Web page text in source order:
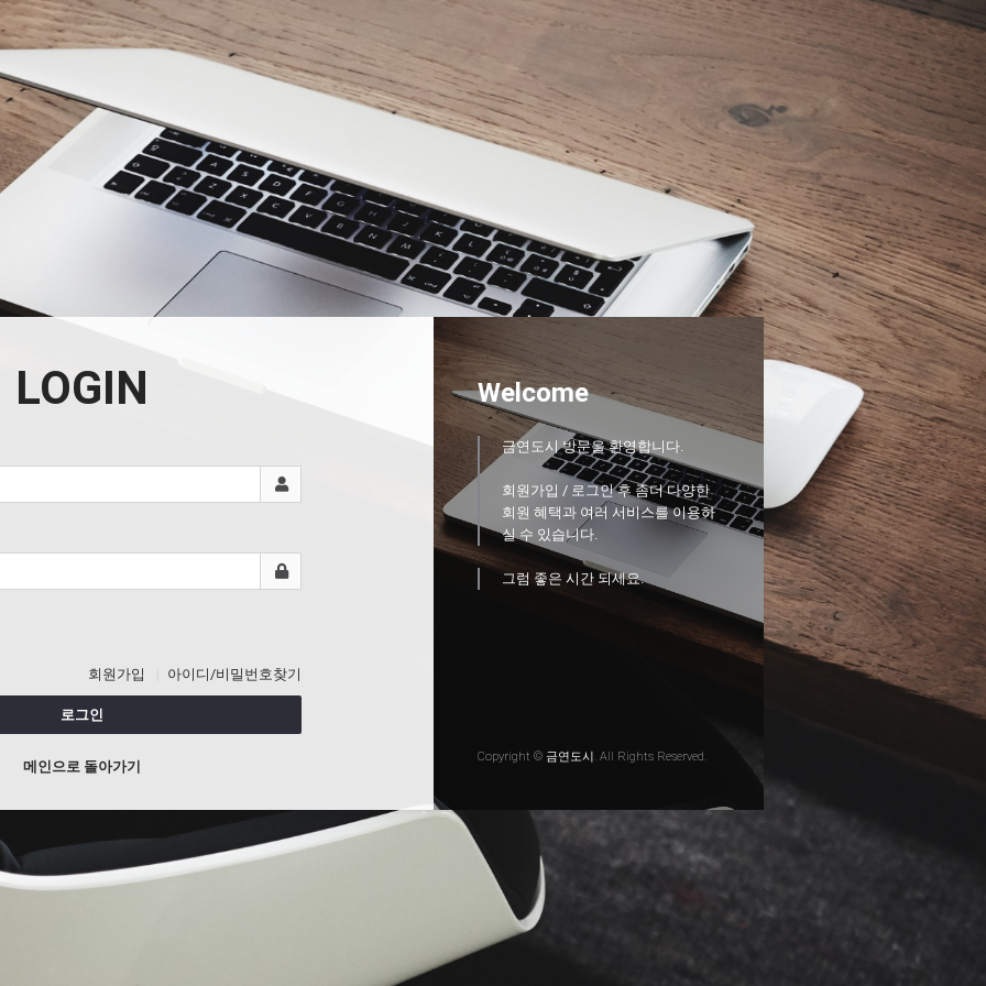
LOGIN
회원가입 아이디/비밀번호찾기
로그인
메인으로 돌아가기
Welcome
금연도시 방문을 환영합니다.
회원가입 / 로그인 후 좀더 다양한
회원 혜택과 여러 서비스를 이용하
실 수 있습니다.
그럼 좋은 시간 되세요.
Copyright © 금연도시. All Rights Reserved.